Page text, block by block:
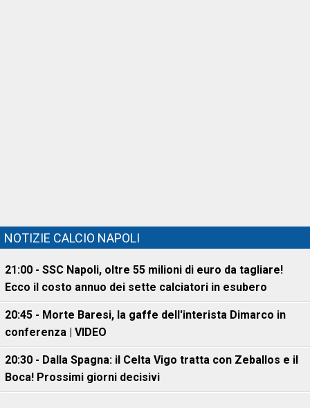
NOTIZIE CALCIO NAPOLI
21:00 - SSC Napoli, oltre 55 milioni di euro da tagliare!
Ecco il costo annuo dei sette calciatori in esubero
20:45 - Morte Baresi, la gaffe dell'interista Dimarco in
conferenza | VIDEO
20:30 - Dalla Spagna: il Celta Vigo tratta con Zeballos e il
Boca! Prossimi giorni decisivi